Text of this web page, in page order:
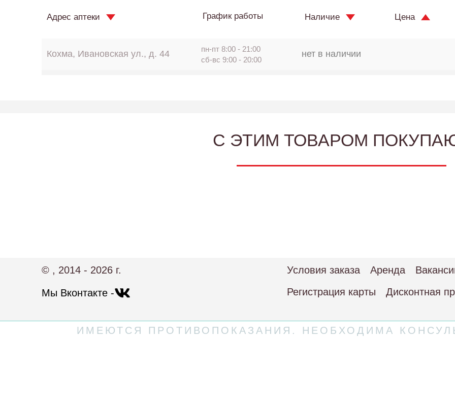
Адрес аптеки График работы Наличие Цена
Кохма, Ивановская ул., д. 44
пн-пт 8:00 - 21:00
сб-вс 9:00 - 20:00
нет в наличии
C ЭТИМ ТОВАРОМ
© , 2014 - 2026 г.
Мы Вконтакте -
Условия заказа Аренда
Регистрация карты
Дисконтная
ИМЕЮТСЯ ПРОТИВОПОКАЗАНИЯ. НЕОБХОДИМА